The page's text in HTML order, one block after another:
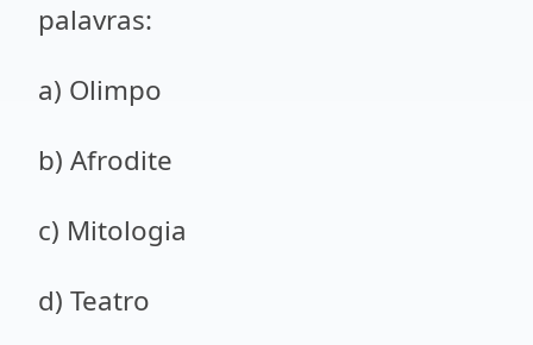
palavras:
a) Olimpo
b) Afrodite
c) Mitologia
d) Teatro